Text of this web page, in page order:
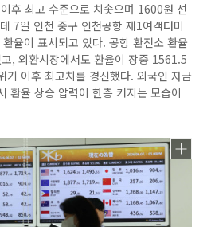
후 최고 수준으로 치솟으며 1600원 선
7일 인천 중구 인천공항 제1여객터미
율이 표시되고 있다. 공항 환전소 환율
, 외환시장에서도 환율이 장중 1561.5
기 이후 최고치를 경신했다. 외국인 자금
환율 상승 압력이 한층 커지는 모습이